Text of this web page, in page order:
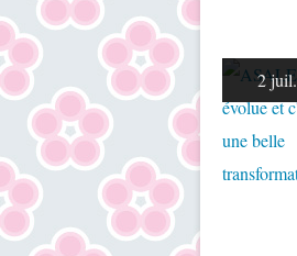
2 juil.